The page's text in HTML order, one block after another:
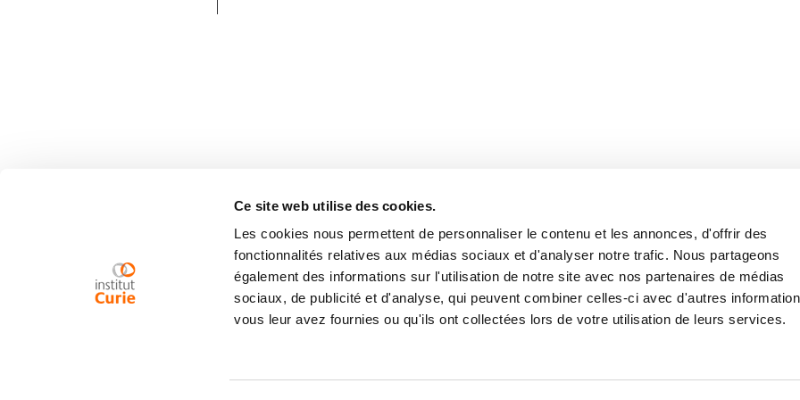
Ce site web utilise des cookies.
Les cookies nous permettent de personnaliser le contenu et les annonces, d'offrir des
fonctionnalités relatives aux médias sociaux et d'analyser notre trafic. Nous partageons
également des informations sur l'utilisation de notre site avec nos partenaires de médias
sociaux, de publicité et d'analyse, qui peuvent combiner celles-ci avec d'autres
vous leur avez fournies ou qu'ils ont collectées lors de votre utilisation de leurs services.
Mentions légales